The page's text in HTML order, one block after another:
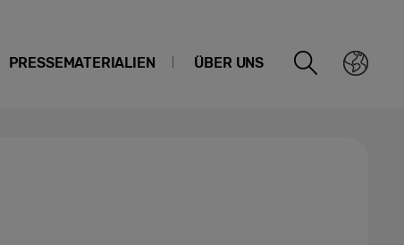
PRESSEMATERIALIEN ÜBER UNS